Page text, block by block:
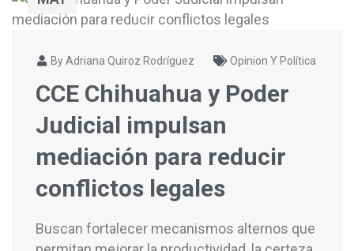
By Adriana Quiroz Rodríguez Opinion Y Política
CCE Chihuahua y Poder
Judicial impulsan
mediación para reducir
conflictos legales
Buscan fortalecer mecanismos alternos que